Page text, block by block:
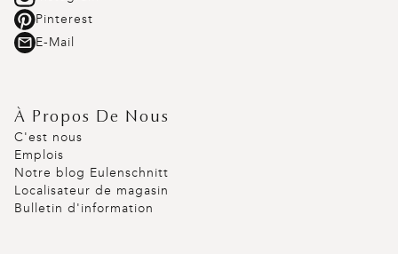
Pinterest
E-Mail
À Propos De Nous
C'est nous
Emplois
Notre blog Eulenschnitt
Localisateur de magasin
Bulletin d'information